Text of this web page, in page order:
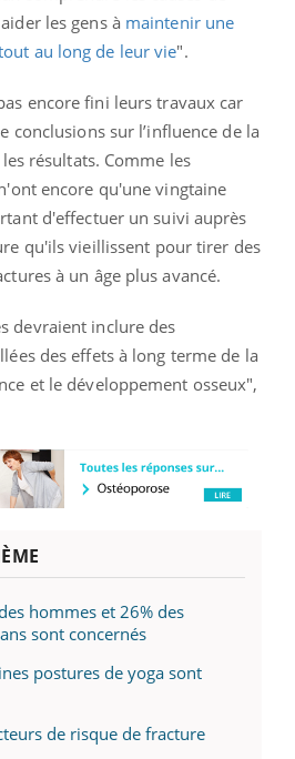
les gens à maintenir une
au long de leur vie".
encore fini leurs travaux car
conclusions sur l’influence de la
résultats. Comme les
encore qu'une vingtaine
d'effectuer un suivi auprès
qu'ils vieillissent pour tirer des
à un âge plus avancé.
devraient inclure des
des effets à long terme de la
et le développement osseux",
hommes et 26% des
sont concernés
postures de yoga sont
de risque de fracture